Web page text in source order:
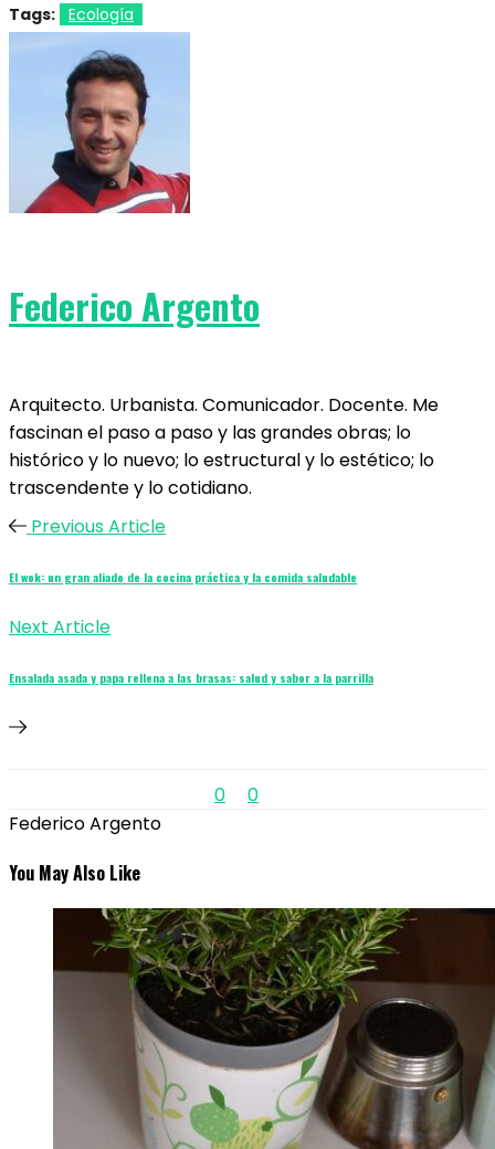
Tags: Ecología
Federico Argento
Arquitecto. Urbanista. Comunicador. Docente. Me
fascinan el paso a paso y las grandes obras; lo
histórico y lo nuevo; lo estructural y lo estético; lo
trascendente y lo cotidiano.
Previous Article
El wok: un gran aliado de la cocina práctica y la comida saludable
Next Article
Ensalada asada y papa rellena a las brasas: salud y sabor a la parrilla
0
0
Federico Argento
You May Also Like